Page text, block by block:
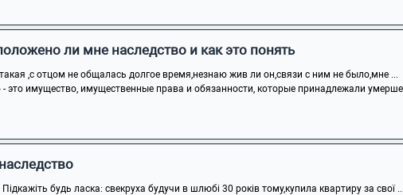
ли мне наследство и как это понять
,с отцом не общалась долгое время,незнаю жив ли он,связи с ним не было,мне ...
- это имущество, имущественные права и обязанности, которые принадлежали
Підкажіть будь ласка: свекруха будучи в шлюбі 30 років тому,купила квартиру за свої ...